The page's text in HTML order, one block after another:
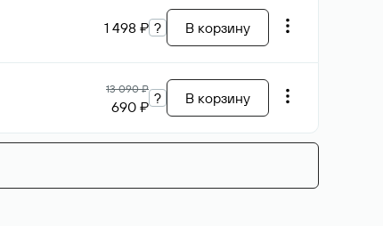
1 498 ₽ ? В корзину
13 090 ₽
690 ₽ ? В корзину